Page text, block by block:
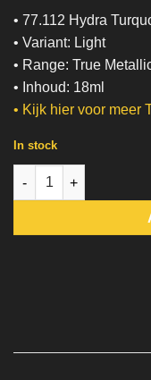
• 77.112 Hydra
• Variant: Light
• Range: True
• Inhoud: 18ml
• Kijk hier voor meer
In stock
77.112 Hydra